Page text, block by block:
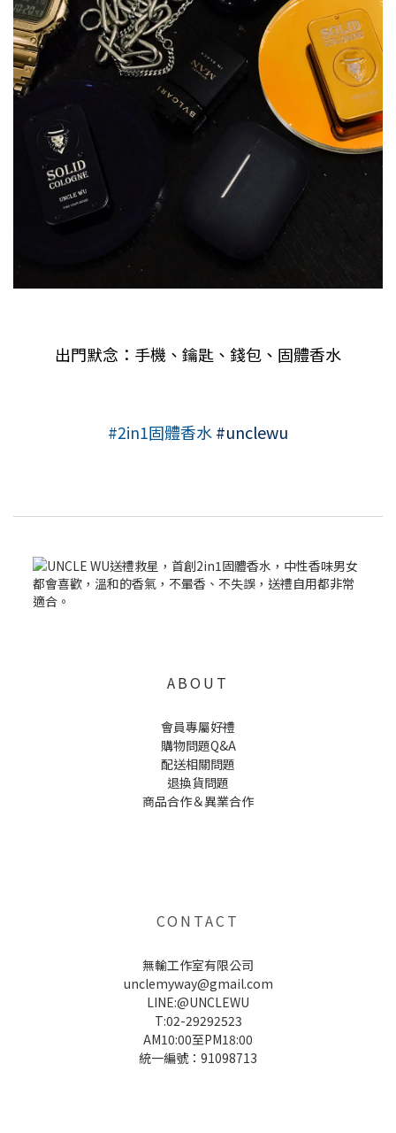
出門默念：手機、鑰匙、錢包、固體香水
#2in1固體香水#unclewu
ABOUT
會員專屬好禮
購物問題Q&A
配送相關問題
退換貨問題
商品合作＆異業合作
CONTACT
無輸工作室有限公司
unclemyway@gmail.com
LINE:@UNCLEWU
T:02-29292523
AM10:00至PM18:00
統一編號：91098713